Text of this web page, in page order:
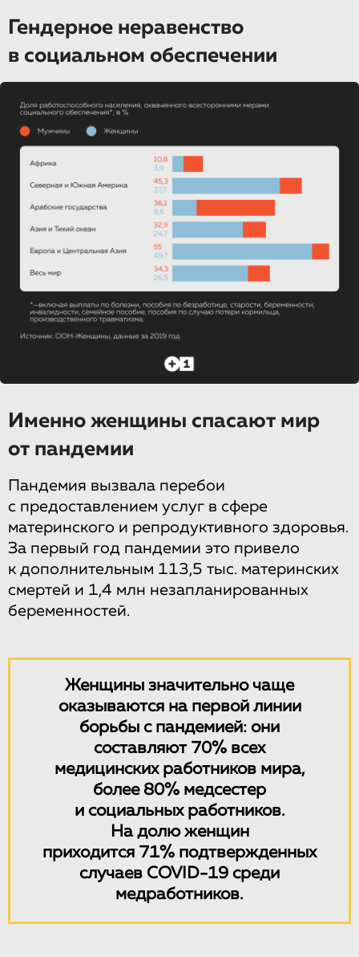
Гендерное неравенство
в социальном обеспечении
Именно женщины спасают мир
от пандемии
Пандемия вызвала перебои
с предоставлением услуг в сфере
материнского и репродуктивного здоровья.
За первый год пандемии это привело
к дополнительным 113,5 тыс. материнских
смертей и 1,4 млн незапланированных
беременностей.
Женщины значительно чаще
оказываются на первой линии
борьбы с пандемией: они
составляют 70% всех
медицинских работников мира,
более 80% медсестер
и социальных работников.
На долю женщин
приходится 71% подтвержденных
случаев COVID-19 среди
медработников.